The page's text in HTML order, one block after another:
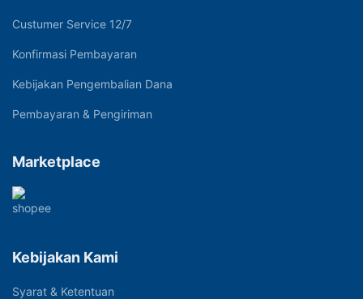
Custumer Service 12/7
Konfirmasi Pembayaran
Kebijakan Pengembalian Dana
Pembayaran & Pengiriman
Marketplace
Kebijakan Kami
Syarat & Ketentuan